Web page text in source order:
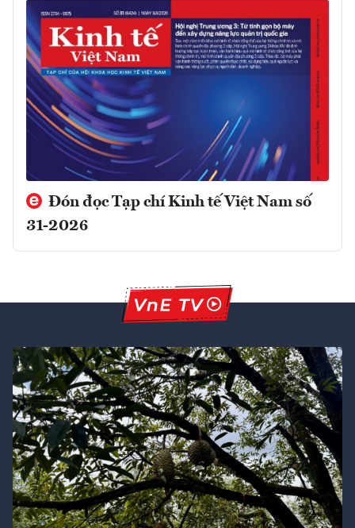
Đón đọc Tạp chí Kinh tế Việt Nam số
31-2026